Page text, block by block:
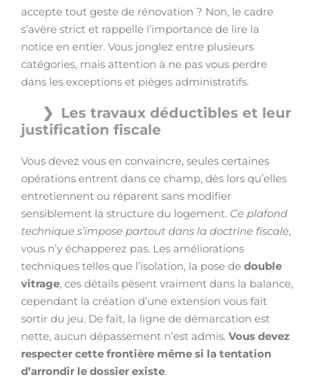
accepte tout geste de rénovation ? Non, le cadre
s’avère strict et rappelle l’importance de lire la
notice en entier. Vous jonglez entre plusieurs
catégories, mais attention à ne pas vous perdre
dans les exceptions et pièges administratifs.
Les travaux déductibles et leur
justification fiscale
Vous devez vous en convaincre, seules certaines
opérations entrent dans ce champ, dès lors qu’elles
entretiennent ou réparent sans modifier
sensiblement la structure du logement. Ce plafond
technique s’impose partout dans la doctrine fiscale,
vous n’y échapperez pas. Les améliorations
techniques telles que l’isolation, la pose de double
vitrage, ces détails pèsent vraiment dans la balance,
cependant la création d’une extension vous fait
sortir du jeu. De fait, la ligne de démarcation est
nette, aucun dépassement n’est admis. Vous devez
respecter cette frontière même si la tentation
d’arrondir le dossier existe.